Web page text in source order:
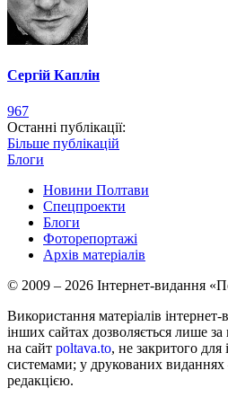
Сергій Каплін
967
Останні публікації:
Більше публікацій
Блоги
Новини Полтави
Спецпроекти
Блоги
Фоторепортажі
Архів матеріалів
© 2009 – 2026 Інтернет-видання
Використання матеріалів
інших сайтах дозволяється лише за
на сайт poltava.to, не закритого для
системами; у друкованих
редакцією.